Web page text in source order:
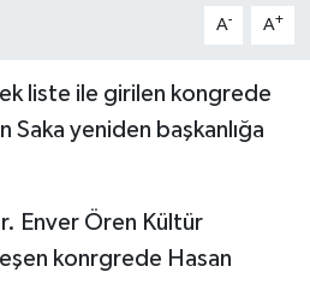
A- A+
liste ile girilen kongrede
Saka yeniden başkanlığa
Enver Ören Kültür
konrgrede Hasan